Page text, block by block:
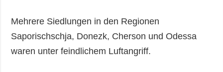
Mehrere Siedlungen in den Regionen
Saporischschja, Donezk, Cherson und Odessa
waren unter feindlichem Luftangriff.